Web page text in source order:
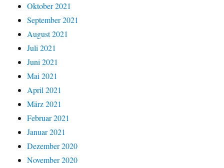
Oktober 2021
September 2021
August 2021
Juli 2021
Juni 2021
Mai 2021
April 2021
März 2021
Februar 2021
Januar 2021
Dezember 2020
November 2020